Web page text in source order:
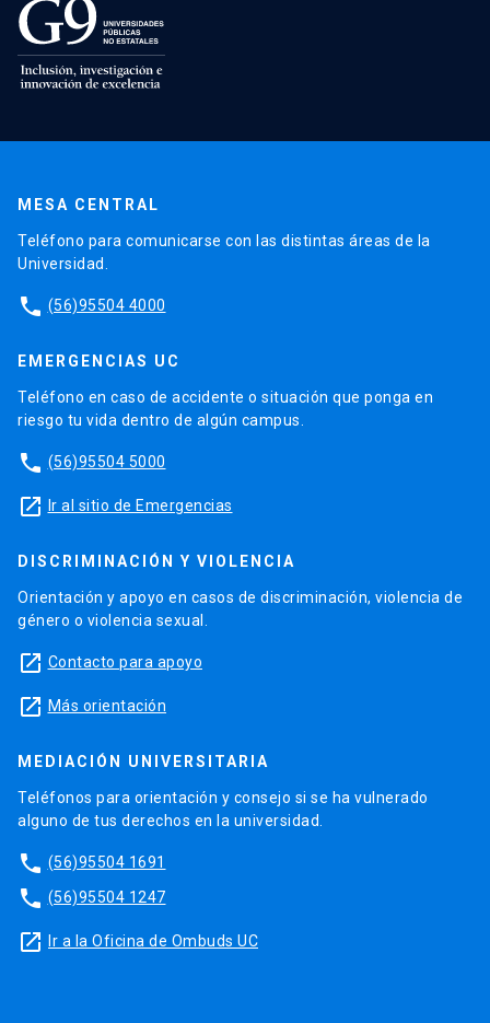
MESA CENTRAL
Teléfono para comunicarse con las distintas áreas de la
Universidad.
phone (56)95504 4000
EMERGENCIAS UC
Teléfono en caso de accidente o situación que ponga en
riesgo tu vida dentro de algún campus.
phone (56)95504 5000
launch Ir al sitio de Emergencias
DISCRIMINACIÓN Y VIOLENCIA
Orientación y apoyo en casos de discriminación, violencia de
género o violencia sexual.
launch Contacto para apoyo
launch Más orientación
MEDIACIÓN UNIVERSITARIA
Teléfonos para orientación y consejo si se ha vulnerado
alguno de tus derechos en la universidad.
phone (56)95504 1691
phone (56)95504 1247
launch Ir a la Oficina de Ombuds UC